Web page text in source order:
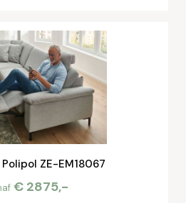
ZE-EM18067
€ 2875,-